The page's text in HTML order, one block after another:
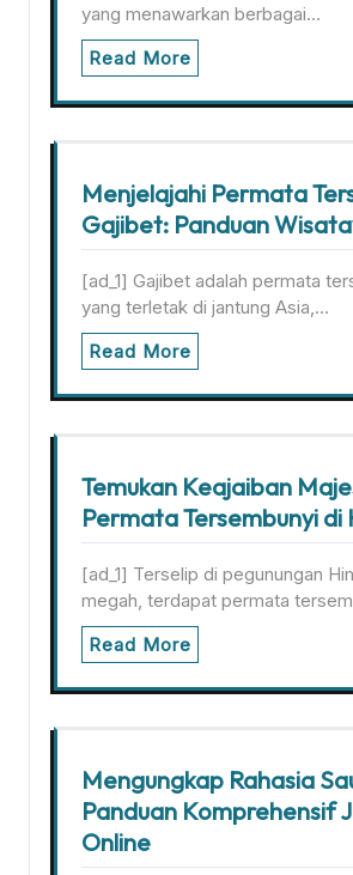
yang menawarkan berbagai…
Read More
Menjelajahi Permata
Gajibet: Panduan
[ad_1] Gajibet adalah permata
yang terletak di jantung Asia,…
Read More
Temukan Keajaiban
Permata Tersembunyi di
[ad_1] Terselip di pegunungan
megah, terdapat permata
Read More
Mengungkap Rahasia
Panduan Komprehensif
Online